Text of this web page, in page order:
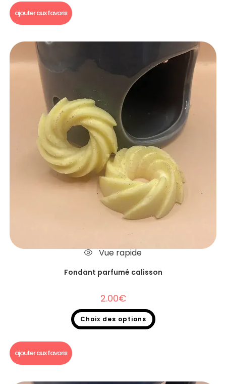
ajouter aux favoris
Vue rapide
Fondant parfumé calisson
2.00€
Choix des options
ajouter aux favoris